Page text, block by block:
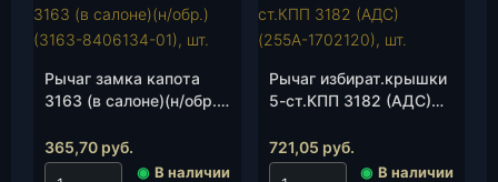
Рычаг замка капота
3163 (в салоне)(н/обр.)
365,70 руб.
◉ В наличии
Рычаг избират.крышки
5-ст.КПП 3182 (АДС)
721,05 руб.
◉ В наличии